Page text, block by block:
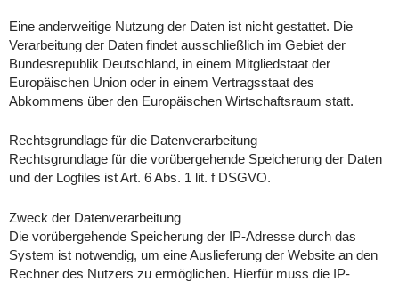
Eine anderweitige Nutzung der Daten ist nicht gestattet. Die
Verarbeitung der Daten findet ausschließlich im Gebiet der
Bundesrepublik Deutschland, in einem Mitgliedstaat der
Europäischen Union oder in einem Vertragsstaat des
Abkommens über den Europäischen Wirtschaftsraum statt.
Rechtsgrundlage für die Datenverarbeitung
Rechtsgrundlage für die vorübergehende Speicherung der Daten
und der Logfiles ist Art. 6 Abs. 1 lit. f DSGVO.
Zweck der Datenverarbeitung
Die vorübergehende Speicherung der IP-Adresse durch das
System ist notwendig, um eine Auslieferung der Website an den
Rechner des Nutzers zu ermöglichen. Hierfür muss die IP-